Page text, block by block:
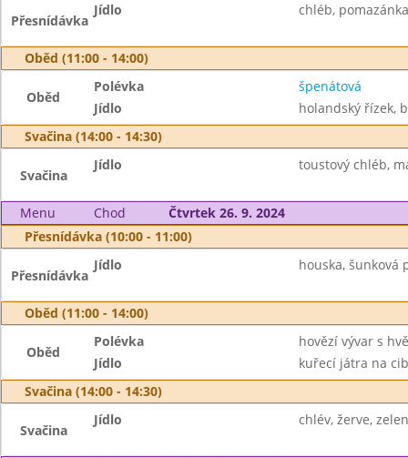
Přesnídávka
Jídlo chléb,
Oběd (11:00 - 14:00)
Oběd
Polévka
špenátová
Jídlo
holandský řízek,
Svačina (14:00 - 14:30)
Svačina
Jídlo toustový chléb,
Menu Chod
Čtvrtek 26. 9. 2024
Přesnídávka (10:00 - 11:00)
Přesnídávka
Jídlo houska, šunková
Oběd (11:00 - 14:00)
Oběd
Polévka
hovězí vývar s
Jídlo
kuřecí játra na
Svačina (14:00 - 14:30)
Svačina
Jídlo chlév, žerve,